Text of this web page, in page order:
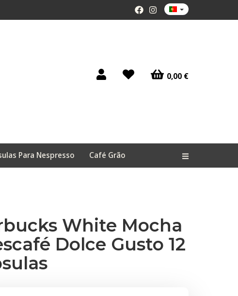
0,00 €
Para Nespresso Café Grão
White Mocha
Dolce Gusto 12